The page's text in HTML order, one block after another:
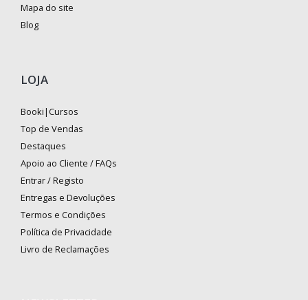
Mapa do site
Blog
LOJA
Booki|Cursos
Top de Vendas
Destaques
Apoio ao Cliente / FAQs
Entrar / Registo
Entregas e Devoluções
Termos e Condições
Política de Privacidade
Livro de Reclamações